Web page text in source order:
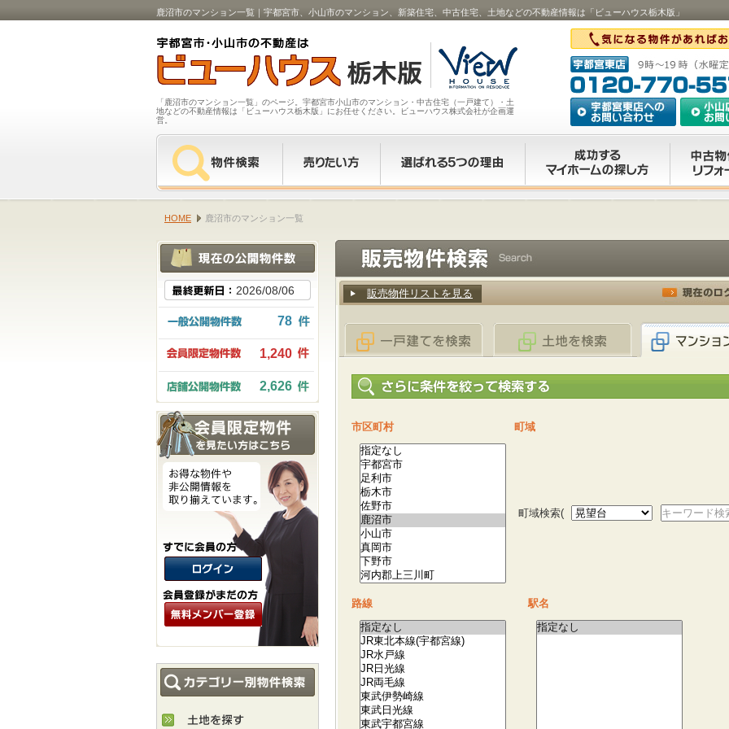
鹿沼市のマンション一覧｜宇都宮市、小山市のマンション、新築住宅、中古住宅、土地などの不動産情報は「ビューハウス栃木版」
「鹿沼市のマンション一覧」のページ。宇都宮市小山市のマンション・中古住宅（一戸建て）・土
地などの不動産情報は「ビューハウス栃木版」にお任せください。ビューハウス株式会社が企画運
営。
HOME 鹿沼市のマンション一覧
販売物件リストを見る
市区町村 町域
町域検索( キーワード検
路線 駅名
2026/08/06
78
1,240
2,626